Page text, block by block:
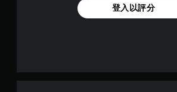
登入以評分